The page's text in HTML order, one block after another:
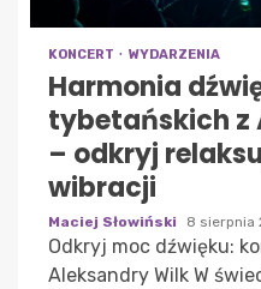
KONCERT WYDARZENIA
Harmonia
tybetańskich z
– odkryj
wibracji
Maciej Słowiński 8 sierpnia
Odkryj moc dźwięku:
Aleksandry Wilk W